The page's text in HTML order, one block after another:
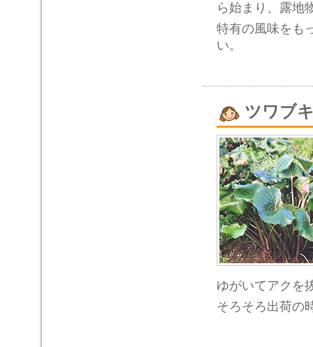
ら始まり、露地
特有の風味をも
い。
ツワブ
ゆがいてアクを
そろそろ出荷の